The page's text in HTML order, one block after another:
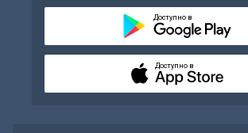
Доступно в
Доступно в